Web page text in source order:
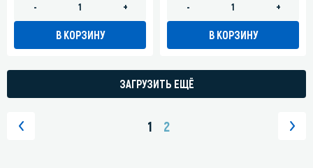
- +
В КОРЗИНУ
- +
В КОРЗИНУ
ЗАГРУЗИТЬ ЕЩЁ
1 2